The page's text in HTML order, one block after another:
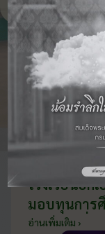
ข่าวส
ท
โรงเรียนฮก
มอบทุนการ
2569 วันที่
อ่านเพิ่มเติม ›